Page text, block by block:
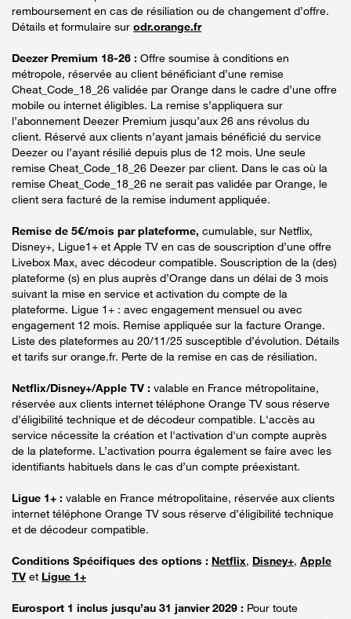
remboursement en cas de résiliation ou de changement d’offre.
Détails et formulaire sur odr.orange.fr
Deezer Premium 18-26 : Offre soumise à conditions en
métropole, réservée au client bénéficiant d’une remise
Cheat_Code_18_26 validée par Orange dans le cadre d’une offre
mobile ou internet éligibles. La remise s’appliquera sur
l’abonnement Deezer Premium jusqu’aux 26 ans révolus du
client. Réservé aux clients n’ayant jamais bénéficié du service
Deezer ou l’ayant résilié depuis plus de 12 mois. Une seule
remise Cheat_Code_18_26 Deezer par client. Dans le cas où la
remise Cheat_Code_18_26 ne serait pas validée par Orange, le
client sera facturé de la remise indument appliquée.
Remise de 5€/mois par plateforme, cumulable, sur Netflix,
Disney+, Ligue1+ et Apple TV en cas de souscription d’une offre
Livebox Max, avec décodeur compatible. Souscription de la (des)
plateforme (s) en plus auprès d’Orange dans un délai de 3 mois
suivant la mise en service et activation du compte de la
plateforme. Ligue 1+ : avec engagement mensuel ou avec
engagement 12 mois. Remise appliquée sur la facture Orange.
Liste des plateformes au 20/11/25 susceptible d’évolution. Détails
et tarifs sur orange.fr. Perte de la remise en cas de résiliation.
Netflix/Disney+/Apple TV : valable en France métropolitaine,
réservée aux clients internet téléphone Orange TV sous réserve
d’éligibilité technique et de décodeur compatible. L'accès au
service nécessite la création et l'activation d'un compte auprès
de la plateforme. L’activation pourra également se faire avec les
identifiants habituels dans le cas d’un compte préexistant.
Ligue 1+ : valable en France métropolitaine, réservée aux clients
internet téléphone Orange TV sous réserve d’éligibilité technique
et de décodeur compatible.
Conditions Spécifiques des options : Netflix, Disney+, Apple
TV et Ligue 1+
Eurosport 1 inclus jusqu’au 31 janvier 2029 : Pour toute